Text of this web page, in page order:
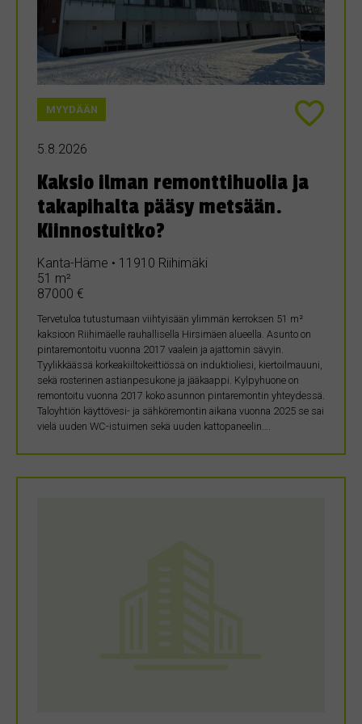
MYYDÄÄN
5.8.2026
Kaksio ilman remonttihuolia ja
takapihalta pääsy metsään.
Kiinnostuitko?
Kanta-Häme • 11910 Riihimäki
51 m²
87000 €
Tervetuloa tutustumaan viihtyisään ylimmän kerroksen 51 m²
kaksioon Riihimäelle rauhallisella Hirsimäen alueella. Asunto on
pintaremontoitu vuonna 2017 vaalein ja ajattomin sävyin.
Tyylikkäässä korkeakiiltokeittiössä on induktioliesi, kiertoilmauuni,
sekä rosterinen astianpesukone ja jääkaappi. Kylpyhuone on
remontoitu vuonna 2017 koko asunnon pintaremontin yhteydessä.
Taloyhtiön käyttövesi- ja sähköremontin aikana vuonna 2025 se sai
vielä uuden WC-istuimen sekä uuden kattopaneelin….